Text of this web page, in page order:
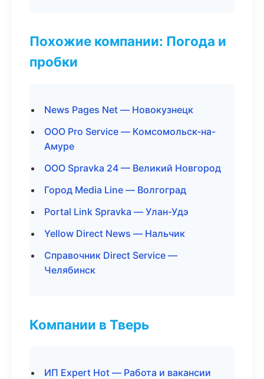
Похожие компании: Погода и
пробки
News Pages Net — Новокузнецк
ООО Pro Service — Комсомольск-на-
Амуре
ООО Spravka 24 — Великий Новгород
Город Media Line — Волгоград
Portal Link Spravka — Улан-Удэ
Yellow Direct News — Нальчик
Справочник Direct Service —
Челябинск
Компании в Тверь
ИП Expert Hot — Работа и вакансии